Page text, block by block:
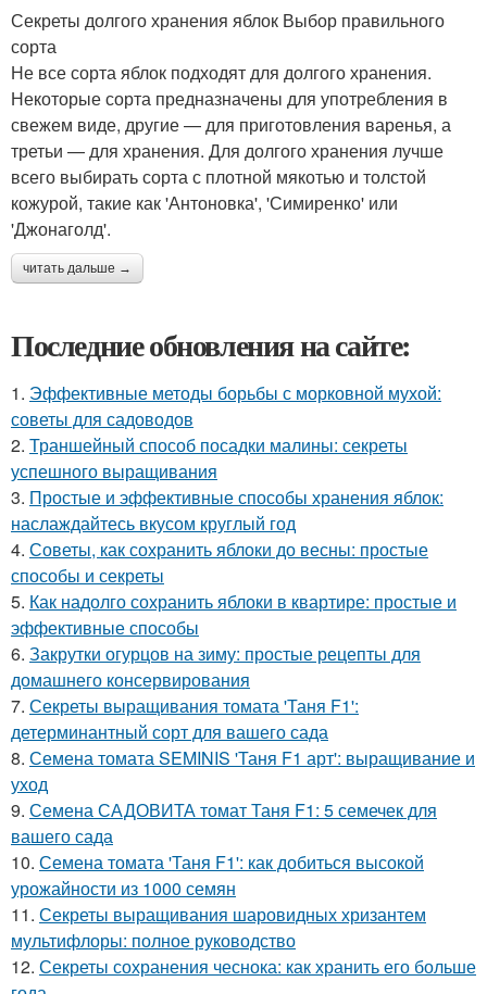
Секреты долгого хранения яблок Выбор правильного
сорта
Не все сорта яблок подходят для долгого хранения.
Некоторые сорта предназначены для употребления в
свежем виде, другие — для приготовления варенья, а
третьи — для хранения. Для долгого хранения лучше
всего выбирать сорта с плотной мякотью и толстой
кожурой, такие как 'Антоновка', 'Симиренко' или
'Джонаголд'.
читать дальше →
Последние обновления на сайте:
1. Эффективные методы борьбы с морковной мухой:
советы для садоводов
2. Траншейный способ посадки малины: секреты
успешного выращивания
3. Простые и эффективные способы хранения яблок:
наслаждайтесь вкусом круглый год
4. Советы, как сохранить яблоки до весны: простые
способы и секреты
5. Как надолго сохранить яблоки в квартире: простые и
эффективные способы
6. Закрутки огурцов на зиму: простые рецепты для
домашнего консервирования
7. Секреты выращивания томата 'Таня F1':
детерминантный сорт для вашего сада
8. Семена томата SEMINIS 'Таня F1 арт': выращивание и
уход
9. Семена САДОВИТА томат Таня F1: 5 семечек для
вашего сада
10. Семена томата 'Таня F1': как добиться высокой
урожайности из 1000 семян
11. Секреты выращивания шаровидных хризантем
мультифлоры: полное руководство
12. Секреты сохранения чеснока: как хранить его больше